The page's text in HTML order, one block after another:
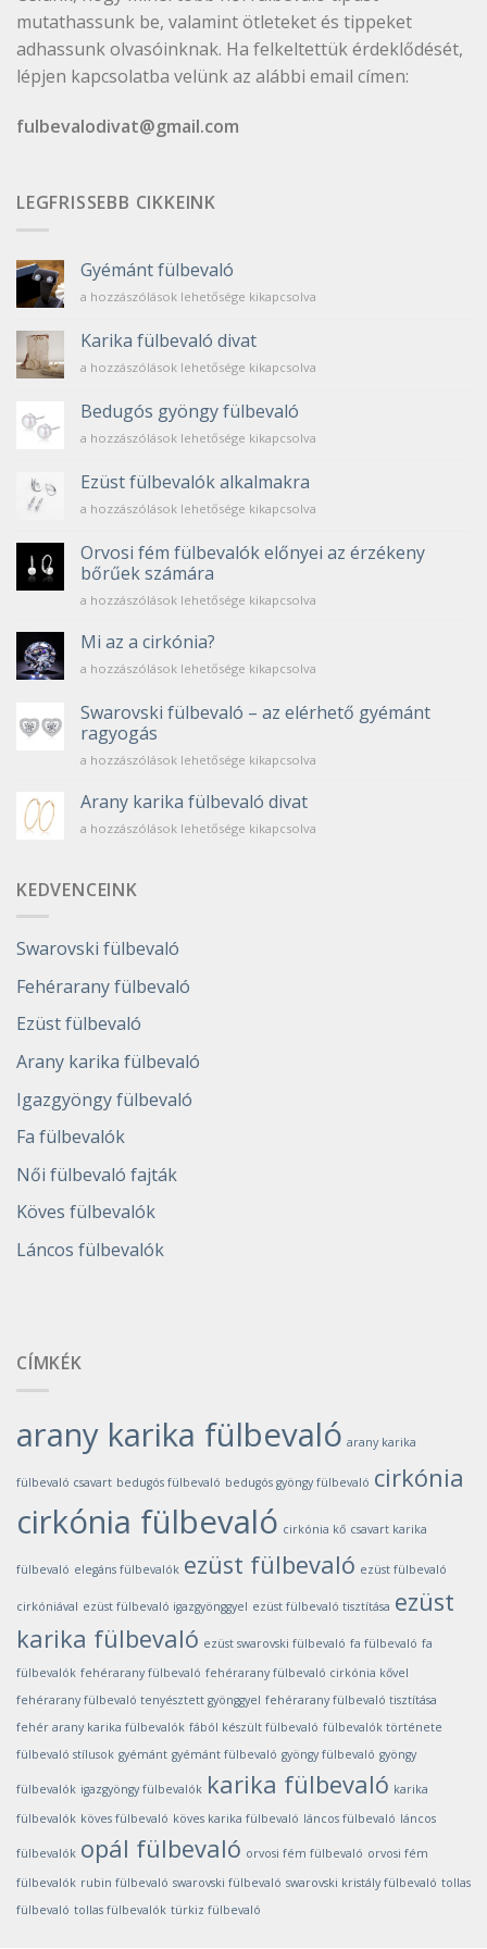
mutathassunk be, valamint ötleteket és tippeket
adhassunk olvasóinknak. Ha felkeltettük érdeklődését,
lépjen kapcsolatba velünk az alábbi email címen:
fulbevalodivat@gmail.com
LEGFRISSEBB CIKKEINK
Gyémánt fülbevaló
Gyémánt
bejegyzéshez
a hozzászólások lehetősége kikapcsolva
Karika fülbevaló divat
Karika
divat
bejegyzéshez
a hozzászólások lehetősége kikapcsolva
Bedugós gyöngy fülbevaló
Bedugós
fülbevaló
bejegyzéshez
a hozzászólások lehetősége kikapcsolva
Ezüst fülbevalók alkalmakra
Ezüst
alkalmakra
bejegyzéshez
a hozzászólások lehetősége kikapcsolva
Orvosi fém fülbevalók előnyei az érzékeny
bőrűek számára
Orvosi
fülbevalók
előnyei
az
bőrűek
számára
bejegyzéshez
a hozzászólások lehetősége kikapcsolva
Mi az a cirkónia?
Mi
a
cirkónia?
bejegyzéshez
a hozzászólások lehetősége kikapcsolva
Swarovski fülbevaló – az elérhető gyémánt
ragyogás
Swarovski
–
az
elérhető
bejegyzéshez
a hozzászólások lehetősége kikapcsolva
Arany karika fülbevaló divat
Arany
divat
bejegyzéshez
a hozzászólások lehetősége kikapcsolva
KEDVENCEINK
Swarovski fülbevaló
Fehérarany fülbevaló
Ezüst fülbevaló
Arany karika fülbevaló
Igazgyöngy fülbevaló
Fa fülbevalók
Női fülbevaló fajták
Köves fülbevalók
Láncos fülbevalók
CÍMKÉK
arany karika fülbevaló arany karika
fülbevaló csavart bedugós fülbevaló bedugós gyöngy fülbevaló cirkónia
cirkónia fülbevaló cirkónia kő csavart karika
fülbevaló elegáns fülbevalók ezüst fülbevaló ezüst fülbevaló
cirkóniával ezüst fülbevaló igazgyönggyel ezüst fülbevaló tisztítása ezüst
karika fülbevaló ezüst swarovski fülbevaló fa fülbevaló fa
fülbevalók fehérarany fülbevaló fehérarany fülbevaló cirkónia kővel
fehérarany fülbevaló tenyésztett gyönggyel fehérarany fülbevaló tisztítása
fehér arany karika fülbevalók fából készült fülbevaló fülbevalók története
fülbevaló stílusok gyémánt gyémánt fülbevaló gyöngy fülbevaló gyöngy
fülbevalók igazgyöngy fülbevalók karika fülbevaló karika
fülbevalók köves fülbevaló köves karika fülbevaló láncos fülbevaló láncos
fülbevalók opál fülbevaló orvosi fém fülbevaló orvosi fém
fülbevalók rubin fülbevaló swarovski fülbevaló swarovski kristály fülbevaló tollas
fülbevaló tollas fülbevalók türkiz fülbevaló